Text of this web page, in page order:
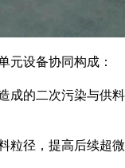
元设备协同构成：
成的二次污染与供料
粒径，提高后续超微